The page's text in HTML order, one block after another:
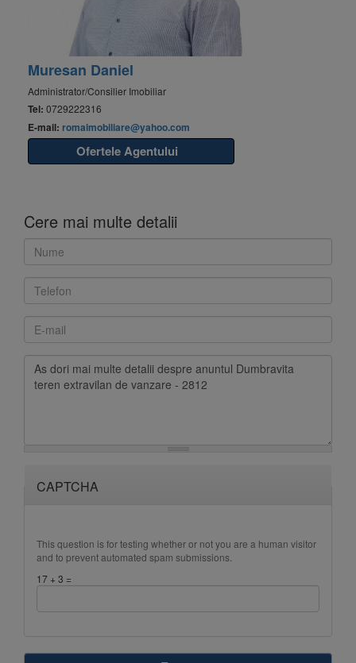
Muresan Daniel
Administrator/Consilier Imobiliar
Tel: 0729222316
E-mail: romaimobiliare@yahoo.com
Ofertele Agentului
Cere mai multe detalii
CAPTCHA
This question is for testing whether or not you are a human visitor
and to prevent automated spam submissions.
17 + 3 =